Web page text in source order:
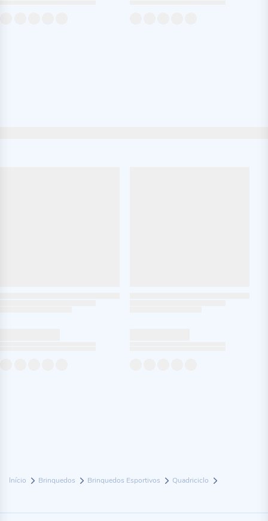
Início Brinquedos Brinquedos Esportivos Quadriciclo